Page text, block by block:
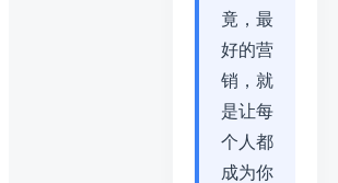
竟，最
好的营
销，就
是让每
个人都
成为你